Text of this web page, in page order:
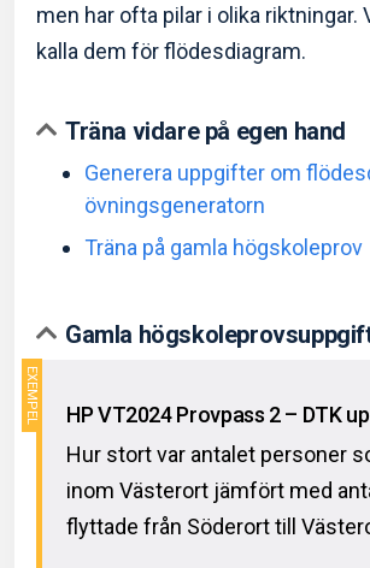
Videor som är lätta att förstå
Allt du behöver för att klara av provet
men har ofta pilar i olika riktningar.
kalla dem för flödesdiagram.
Träna vidare på egen hand
Generera uppgifter om
övningsgeneratorn
Träna på gamla högskoleprov
Gamla
HP VT2024 Provpass 2 – DTK
Hur stort var antalet personer
inom Västerort jämfört med
flyttade från Söderort till